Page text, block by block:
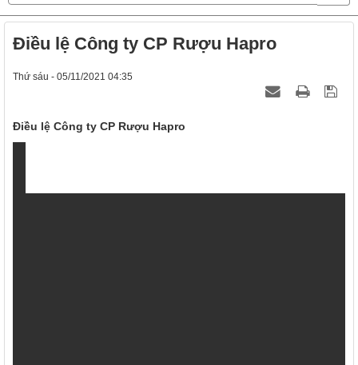
Điều lệ Công ty CP Rượu Hapro
Thứ sáu - 05/11/2021 04:35
Điều lệ Công ty CP Rượu Hapro